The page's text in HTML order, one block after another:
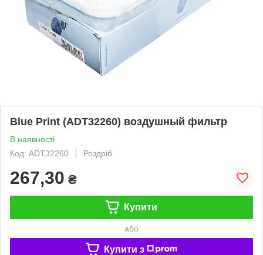
Blue Print (ADT32260) воздушный фильтр
В наявності
Код: ADT32260
Роздріб
267,30 ₴
Купити
або
Купити з